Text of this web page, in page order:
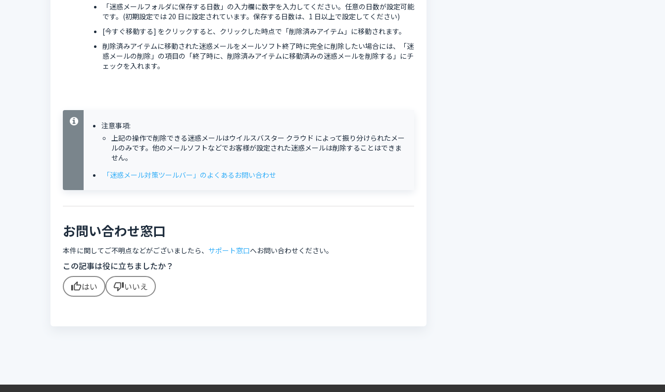
「迷惑メールフォルダに保存する日数」の入力欄に数字を入力してください。任意の日数が設定可能
です。(初期設定では 20 日に設定されています。保存する日数は、1 日以上で設定してください)
[今すぐ移動する] をクリックすると、クリックした時点で「削除済みアイテム」に移動されます。
削除済みアイテムに移動された迷惑メールをメールソフト終了時に完全に削除したい場合には、「迷
惑メールの削除」の項目の「終了時に、削除済みアイテムに移動済みの迷惑メールを削除する」にチ
ェックを入れます。
注意事項:
上記の操作で削除できる迷惑メールはウイルスバスター クラウド によって振り分けられたメー
ルのみです。他のメールソフトなどでお客様が設定された迷惑メールは削除することはできま
せん。
「迷惑メール対策ツールバー」のよくあるお問い合わせ
お問い合わせ窓口
本件に関してご不明点などがございましたら、 サポート窓口へお問い合わせください。
この記事は役に立ちましたか？
thumb_upはい thumb_downいいえ